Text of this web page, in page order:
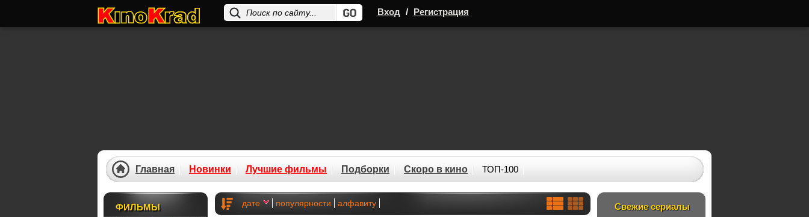
Вход / Регистрация
дате популярности алфавиту
ФИЛЬМЫ
Свежие сериалы
Главная Новинки Лучшие фильмы Подборки Скоро в кино ТОП-100